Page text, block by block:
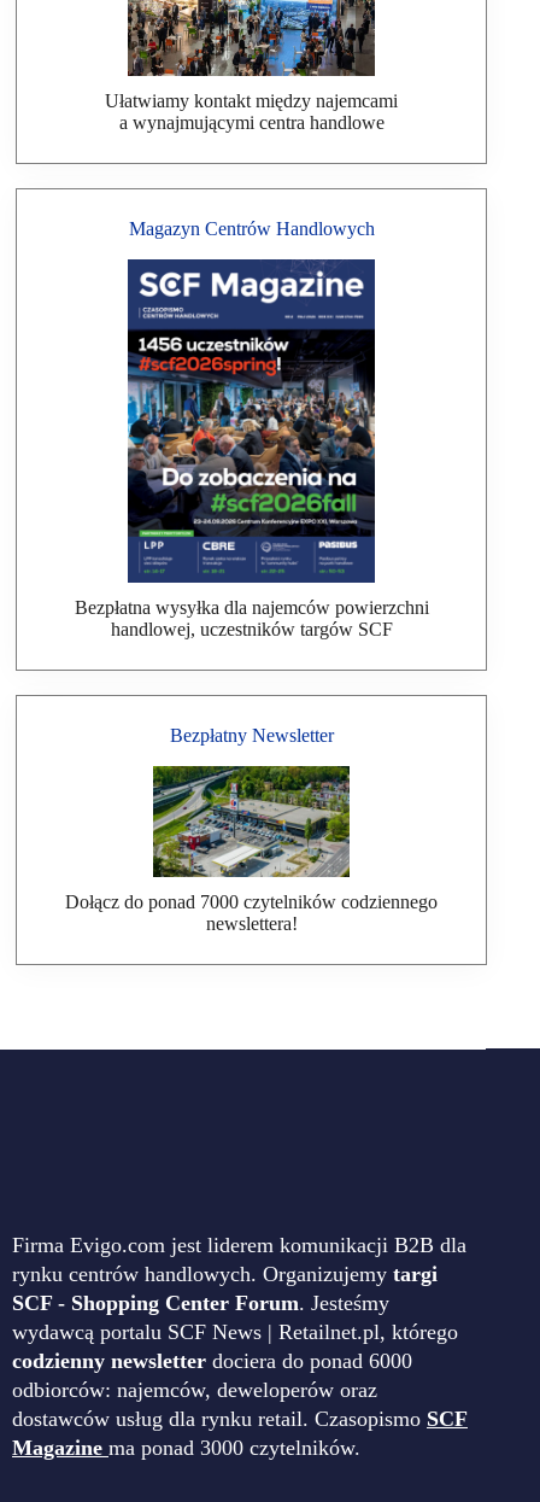
Ułatwiamy kontakt między najemcami
a wynajmującymi centra handlowe
Magazyn Centrów Handlowych
Bezpłatna wysyłka dla najemców powierzchni
handlowej, uczestników targów SCF
Bezpłatny Newsletter
Dołącz do ponad 7000 czytelników codziennego
newslettera!
Firma Evigo.com jest liderem komunikacji B2B dla
rynku centrów handlowych. Organizujemy targi
SCF - Shopping Center Forum. Jesteśmy
wydawcą portalu SCF News | Retailnet.pl, którego
codzienny newsletter dociera do ponad 6000
odbiorców: najemców, deweloperów oraz
dostawców usług dla rynku retail. Czasopismo SCF
Magazine ma ponad 3000 czytelników.